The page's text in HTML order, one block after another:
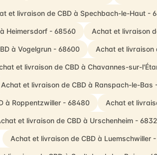
et livraison de CBD à Spechbach-le-Haut -
Heimersdorf - 68560 Achat et livraison
à Vogelgrun - 68600 Achat et livraison
et livraison de CBD à Chavannes-sur-
Achat et livraison de CBD à Ranspach-le-Bas
à Roppentzwiller - 68480 Achat et
et livraison de CBD à Urschenheim -
Achat et livraison de CBD à Luemschwiller